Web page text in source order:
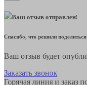
Ваш отзыв отправлен!
Спасибо, что решили
Ваш отзыв будет
Заказать звонок
Горячая линия и заказ